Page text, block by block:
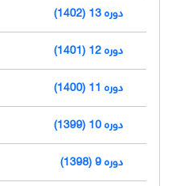
دوره 13 (1402)
دوره 12 (1401)
دوره 11 (1400)
دوره 10 (1399)
دوره 9 (1398)